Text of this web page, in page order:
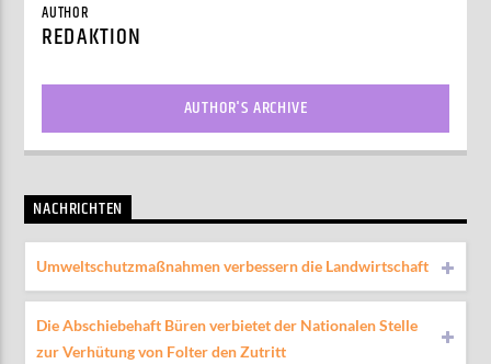
AUTHOR
REDAKTION
AUTHOR'S ARCHIVE
NACHRICHTEN
Umweltschutzmaßnahmen verbessern die Landwirtschaft
Die Abschiebehaft Büren verbietet der Nationalen Stelle
zur Verhütung von Folter den Zutritt